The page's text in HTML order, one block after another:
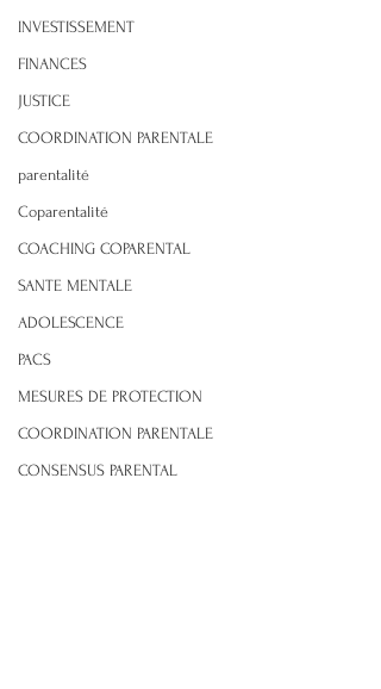
INVESTISSEMENT
FINANCES
JUSTICE
COORDINATION PARENTALE
parentalité
Coparentalité
COACHING COPARENTAL
SANTE MENTALE
ADOLESCENCE
PACS
MESURES DE PROTECTION
COORDINATION PARENTALE
CONSENSUS PARENTAL